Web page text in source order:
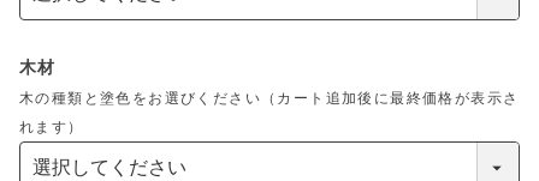
木材
木の種類と塗色をお選びください（カート追加後に最終価格が表示さ
れます）